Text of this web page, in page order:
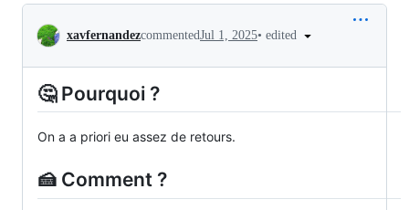
Conversation
xavfernandezcommentedJul 1, 2025• edited
🤔 Pourquoi ?
On a a priori eu assez de retours.
🍰 Comment ?